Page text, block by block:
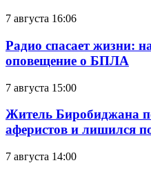
7 августа 16:06
Радио спасает жизни:
оповещение о БПЛА
7 августа 15:00
Житель Биробиджана
аферистов и лишился
7 августа 14:00